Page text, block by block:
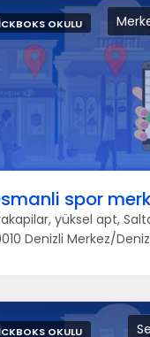
OKULU
spor
yüksel apt,
Denizli Merkez/
OKULU